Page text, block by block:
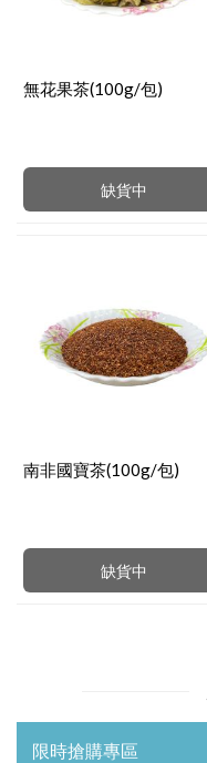
缺貨中
無花果茶(100g/包)
缺貨中
南非國寶茶(100g/包)
限時搶購專區